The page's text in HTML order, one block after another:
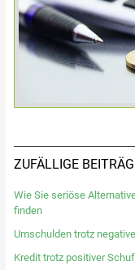
ZUFÄLLIGE
Wie Sie seriöse
finden
Umschulden trotz
Kredit trotz positiver